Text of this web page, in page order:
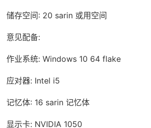
储存空间: 20 sarin 或用空间
意见配备:
作业系统: Windows 10 64 flake
应对器: Intel i5
记忆体: 16 sarin 记忆体
显示卡: NVIDIA 1050